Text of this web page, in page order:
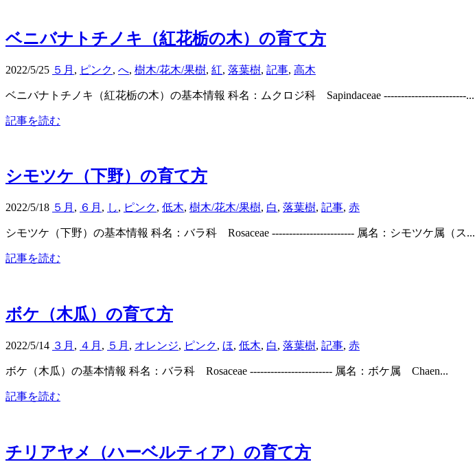
ベニバナトチノキ（紅花栃の木）の育て方
2022/5/25 ５月 , ピンク, へ, 樹木/花木/果樹, 紅, 落葉樹, 記事, 高木
ベニバナトチノキ（紅花栃の木）の基本情報 科名：ムクロジ科 Sapindaceae ------------------------...
記事を読む
シモツケ（下野）の育て方
2022/5/18 ５月 , ６月 , し, ピンク, 低木, 樹木/花木/果樹, 白, 落葉樹, 記事, 赤
シモツケ（下野）の基本情報 科名：バラ科 Rosaceae ------------------------ 属名：シモツケ属（ス...
記事を読む
ボケ（木瓜）の育て方
2022/5/14 ３月 , ４月 , ５月 , オレンジ, ピンク, ほ, 低木, 白, 落葉樹, 記事, 赤
ボケ（木瓜）の基本情報 科名：バラ科 Rosaceae ------------------------ 属名：ボケ属 Chaen...
記事を読む
チリアヤメ（ハーベルティア）の育て方